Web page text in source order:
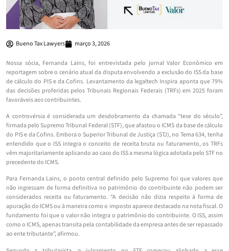
Bueno Tax Lawyers março 3, 2026
Nossa sócia, Fernanda Lains, foi entrevistada pelo jornal Valor Econômico em
reportagem sobre o cenário atual da disputa envolvendo a exclusão do ISS da base
de cálculo do PIS e da Cofins. Levantamento da legaltech Inspira aponta que 79%
das decisões proferidas pelos Tribunais Regionais Federais (TRFs) em 2025 foram
favoráveis aos contribuintes.
A controvérsia é considerada um desdobramento da chamada “tese do século”,
firmada pelo Supremo Tribunal Federal (STF), que afastou o ICMS da base de cálculo
do PIS e da Cofins. Embora o Superior Tribunal de Justiça (STJ), no Tema 634, tenha
entendido que o ISS integra o conceito de receita bruta ou faturamento, os TRFs
vêm majoritariamente aplicando ao caso do ISS a mesma lógica adotada pelo STF no
precedente do ICMS.
Para Fernanda Lains, o ponto central definido pelo Supremo foi que valores que
não ingressam de forma definitiva no patrimônio do contribuinte não podem ser
considerados receita ou faturamento. “A decisão não dizia respeito à forma de
apuração do ICMS ou à maneira como o imposto aparece destacado na nota fiscal. O
fundamento foi que o valor não integra o patrimônio do contribuinte. O ISS, assim
como o ICMS, apenas transita pela contabilidade da empresa antes de ser repassado
ao ente tributante”, afirmou.